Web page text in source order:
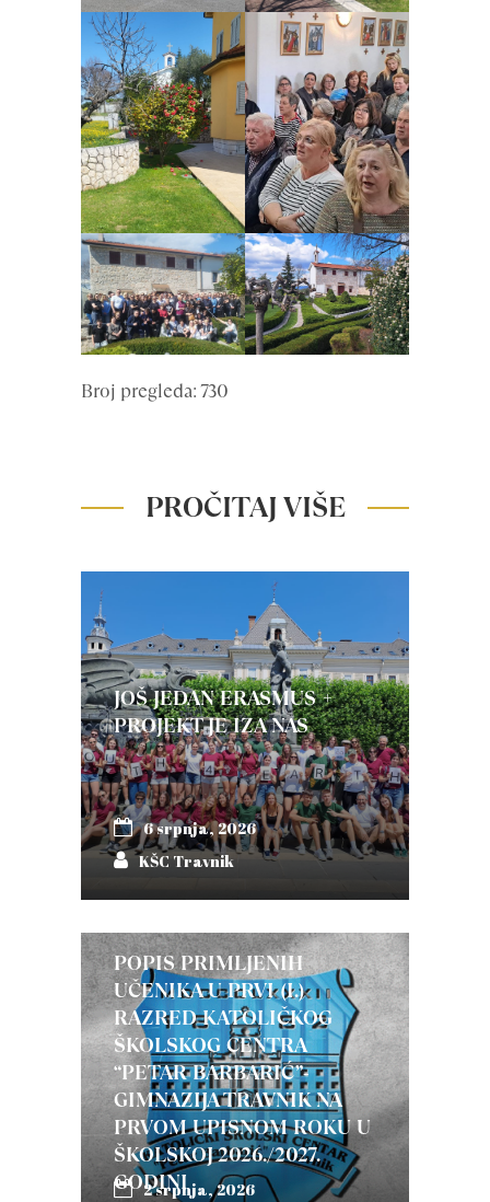
Broj pregleda: 730
PROČITAJ VIŠE
JOŠ JEDAN ERASMUS +
PROJEKT JE IZA NAS
6 srpnja, 2026
KŠC Travnik
POPIS PRIMLJENIH
UČENIKA U PRVI (I.)
RAZRED KATOLIČKOG
ŠKOLSKOG CENTRA
“PETAR BARBARIĆ”-
GIMNAZIJA TRAVNIK NA
PRVOM UPISNOM ROKU U
ŠKOLSKOJ 2026./2027.
GODINI
2 srpnja, 2026